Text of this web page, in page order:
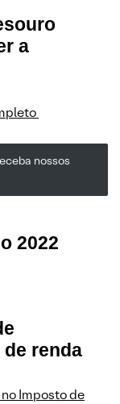
a
nossos
2022
renda
Imposto de